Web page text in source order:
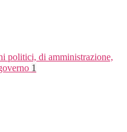
politici, di amministrazione,
1